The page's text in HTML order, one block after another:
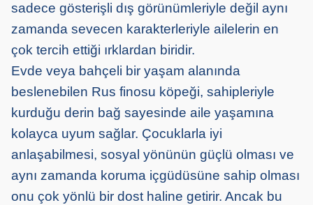
sadece gösterişli dış görünümleriyle değil aynı
zamanda sevecen karakterleriyle ailelerin en
çok tercih ettiği ırklardan biridir.
Evde veya bahçeli bir yaşam alanında
beslenebilen Rus finosu köpeği, sahipleriyle
kurduğu derin bağ sayesinde aile yaşamına
kolayca uyum sağlar. Çocuklarla iyi
anlaşabilmesi, sosyal yönünün güçlü olması ve
aynı zamanda koruma içgüdüsüne sahip olması
onu çok yönlü bir dost haline getirir. Ancak bu